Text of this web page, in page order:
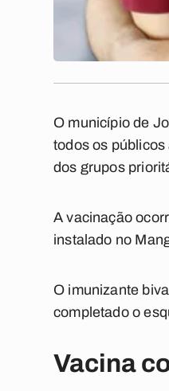
O município de
todos os
dos grupos
A vacinação
instalado no
O imunizante
completado o
Vacina